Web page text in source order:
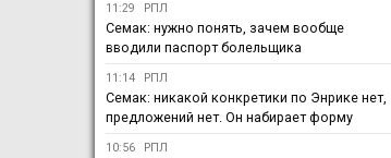
11:29 РПЛ
Семак: нужно понять, зачем вообще
вводили паспорт болельщика
11:14 РПЛ
Семак: никакой конкретики по Энрике нет,
предложений нет. Он набирает форму
10:56 РПЛ